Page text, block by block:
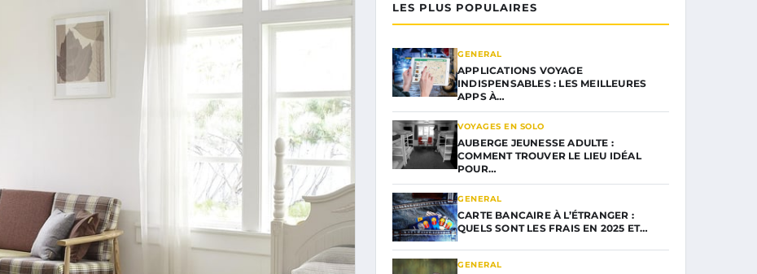
LES PLUS POPULAIRES
GENERAL
APPLICATIONS VOYAGE
INDISPENSABLES : LES MEILLEURES
APPS À…
VOYAGES EN SOLO
AUBERGE JEUNESSE ADULTE :
COMMENT TROUVER LE LIEU IDÉAL
POUR…
GENERAL
CARTE BANCAIRE À L’ÉTRANGER :
QUELS SONT LES FRAIS EN 2025 ET…
GENERAL